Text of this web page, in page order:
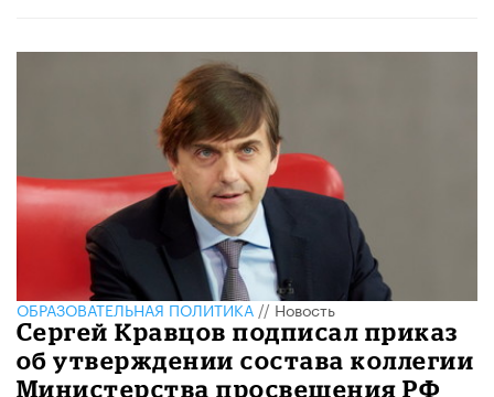
ОБРАЗОВАТЕЛЬНАЯ ПОЛИТИКА//Новость
Сергей Кравцов подписал приказ
об утверждении состава коллегии
Министерства просвещения РФ